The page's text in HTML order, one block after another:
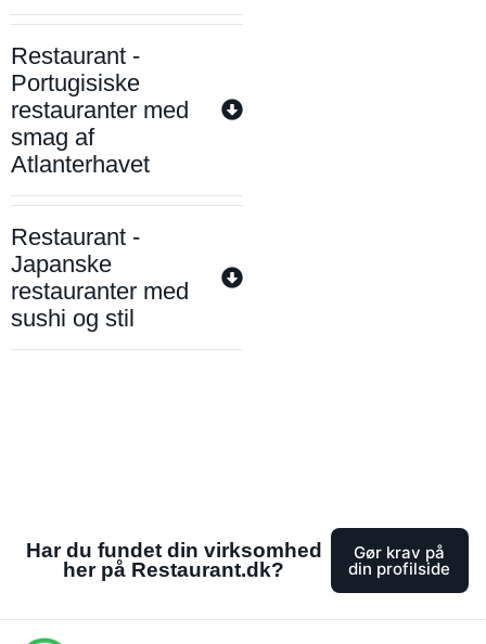
Restaurant -
Portugisiske
restauranter med
smag af
Atlanterhavet
Restaurant -
Japanske
restauranter med
sushi og stil
Har du fundet din virksomhed
her på Restaurant.dk?
Gør krav på
din profilside